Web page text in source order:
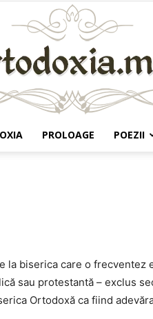
PROLOAGE POEZII
la biserica care o frecventez
sau protestantă – exclus
Ortodoxă ca fiind